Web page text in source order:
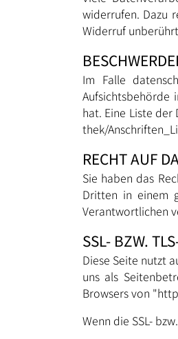
widerrufen. Dazu
Widerruf
Im Falle
Aufsichtsbehörde
hat. Eine Liste
thek/
RECHT AUF
Sie haben das
Dritten in einem
Verantwortlichen
SSL- BZW.
Diese Seite nutzt
uns als
Browsers von
Wenn die SSL-